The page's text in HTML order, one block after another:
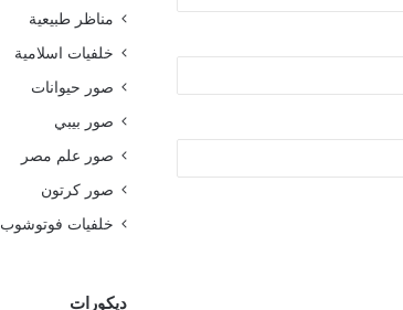
مناظر طبيعية
خلفيات اسلامية
صور حيوانات
صور بيبي
صور علم مصر
صور كرتون
خلفيات فوتوشوب
ديكورات